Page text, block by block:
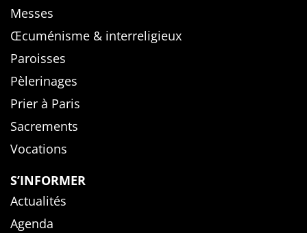
Messes
Œcuménisme & interreligieux
Paroisses
Pèlerinages
Prier à Paris
Sacrements
Vocations
S’INFORMER
Actualités
Agenda